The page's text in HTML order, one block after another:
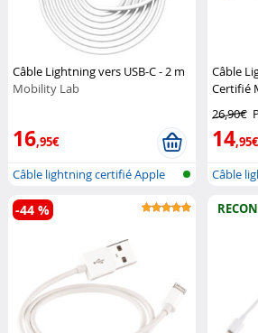
Câble Lightning vers USB-C - 2 m
Mobility Lab
16,95€
Câble lightning certifié Apple
(MFI...
Câble
Certifié
26,90€
14,95€
Câble
-44 %